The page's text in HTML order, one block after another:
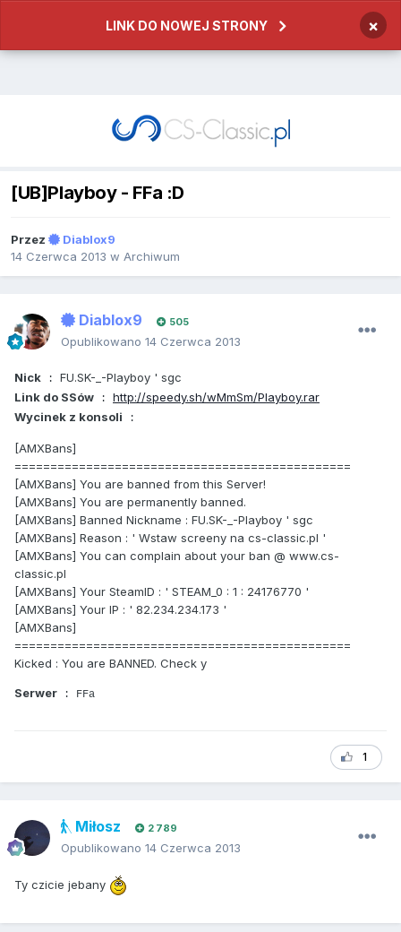
LINK DO NOWEJ STRONY ×
[UB]Playboy - FFa :D
Przez
Diablox9
14 Czerwca 2013 w Archiwum
Diablox9 505
Opublikowano 14 Czerwca 2013
Nick : FU.SK-_-Playboy ' sgc
Link do SSów : http://speedy.sh/wMmSm/Playboy.rar
Wycinek z konsoli :
[AMXBans]
===============================================
[AMXBans] You are banned from this Server!
[AMXBans] You are permanently banned.
[AMXBans] Banned Nickname : FU.SK-_-Playboy ' sgc
[AMXBans] Reason : ' Wstaw screeny na cs-classic.pl '
[AMXBans] You can complain about your ban @ www.cs-
classic.pl
[AMXBans] Your SteamID : ' STEAM_0 : 1 : 24176770 '
[AMXBans] Your IP : ' 82.234.234.173 '
[AMXBans]
===============================================
Kicked : You are BANNED. Check y
Serwer : FFa
1
Miłosz 2 789
Opublikowano 14 Czerwca 2013
Ty czicie jebany